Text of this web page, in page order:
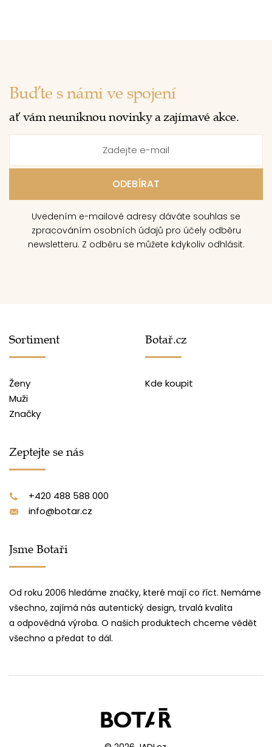
Buďte s námi ve spojení
ať vám neuniknou novinky a zajímavé akce.
Uvedením e-mailové adresy dáváte souhlas se
zpracováním osobních údajů pro účely odběru
newsletteru. Z odběru se můžete kdykoliv odhlásit.
Sortiment
Ženy
Muži
Značky
Botař.cz
Kde koupit
Zeptejte se nás
+420 488 588 000
info@botar.cz
Jsme Botaři
Od roku 2006 hledáme značky, které mají co říct. Nemáme
všechno, zajímá nás autentický design, trvalá kvalita
a odpovědná výroba. O našich produktech chceme vědět
všechno a předat to dál.